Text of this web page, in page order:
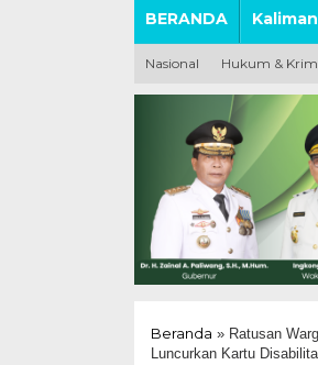
BERANDA
Nasional Hukum &
Beranda » Ratusan
Luncurkan Kartu